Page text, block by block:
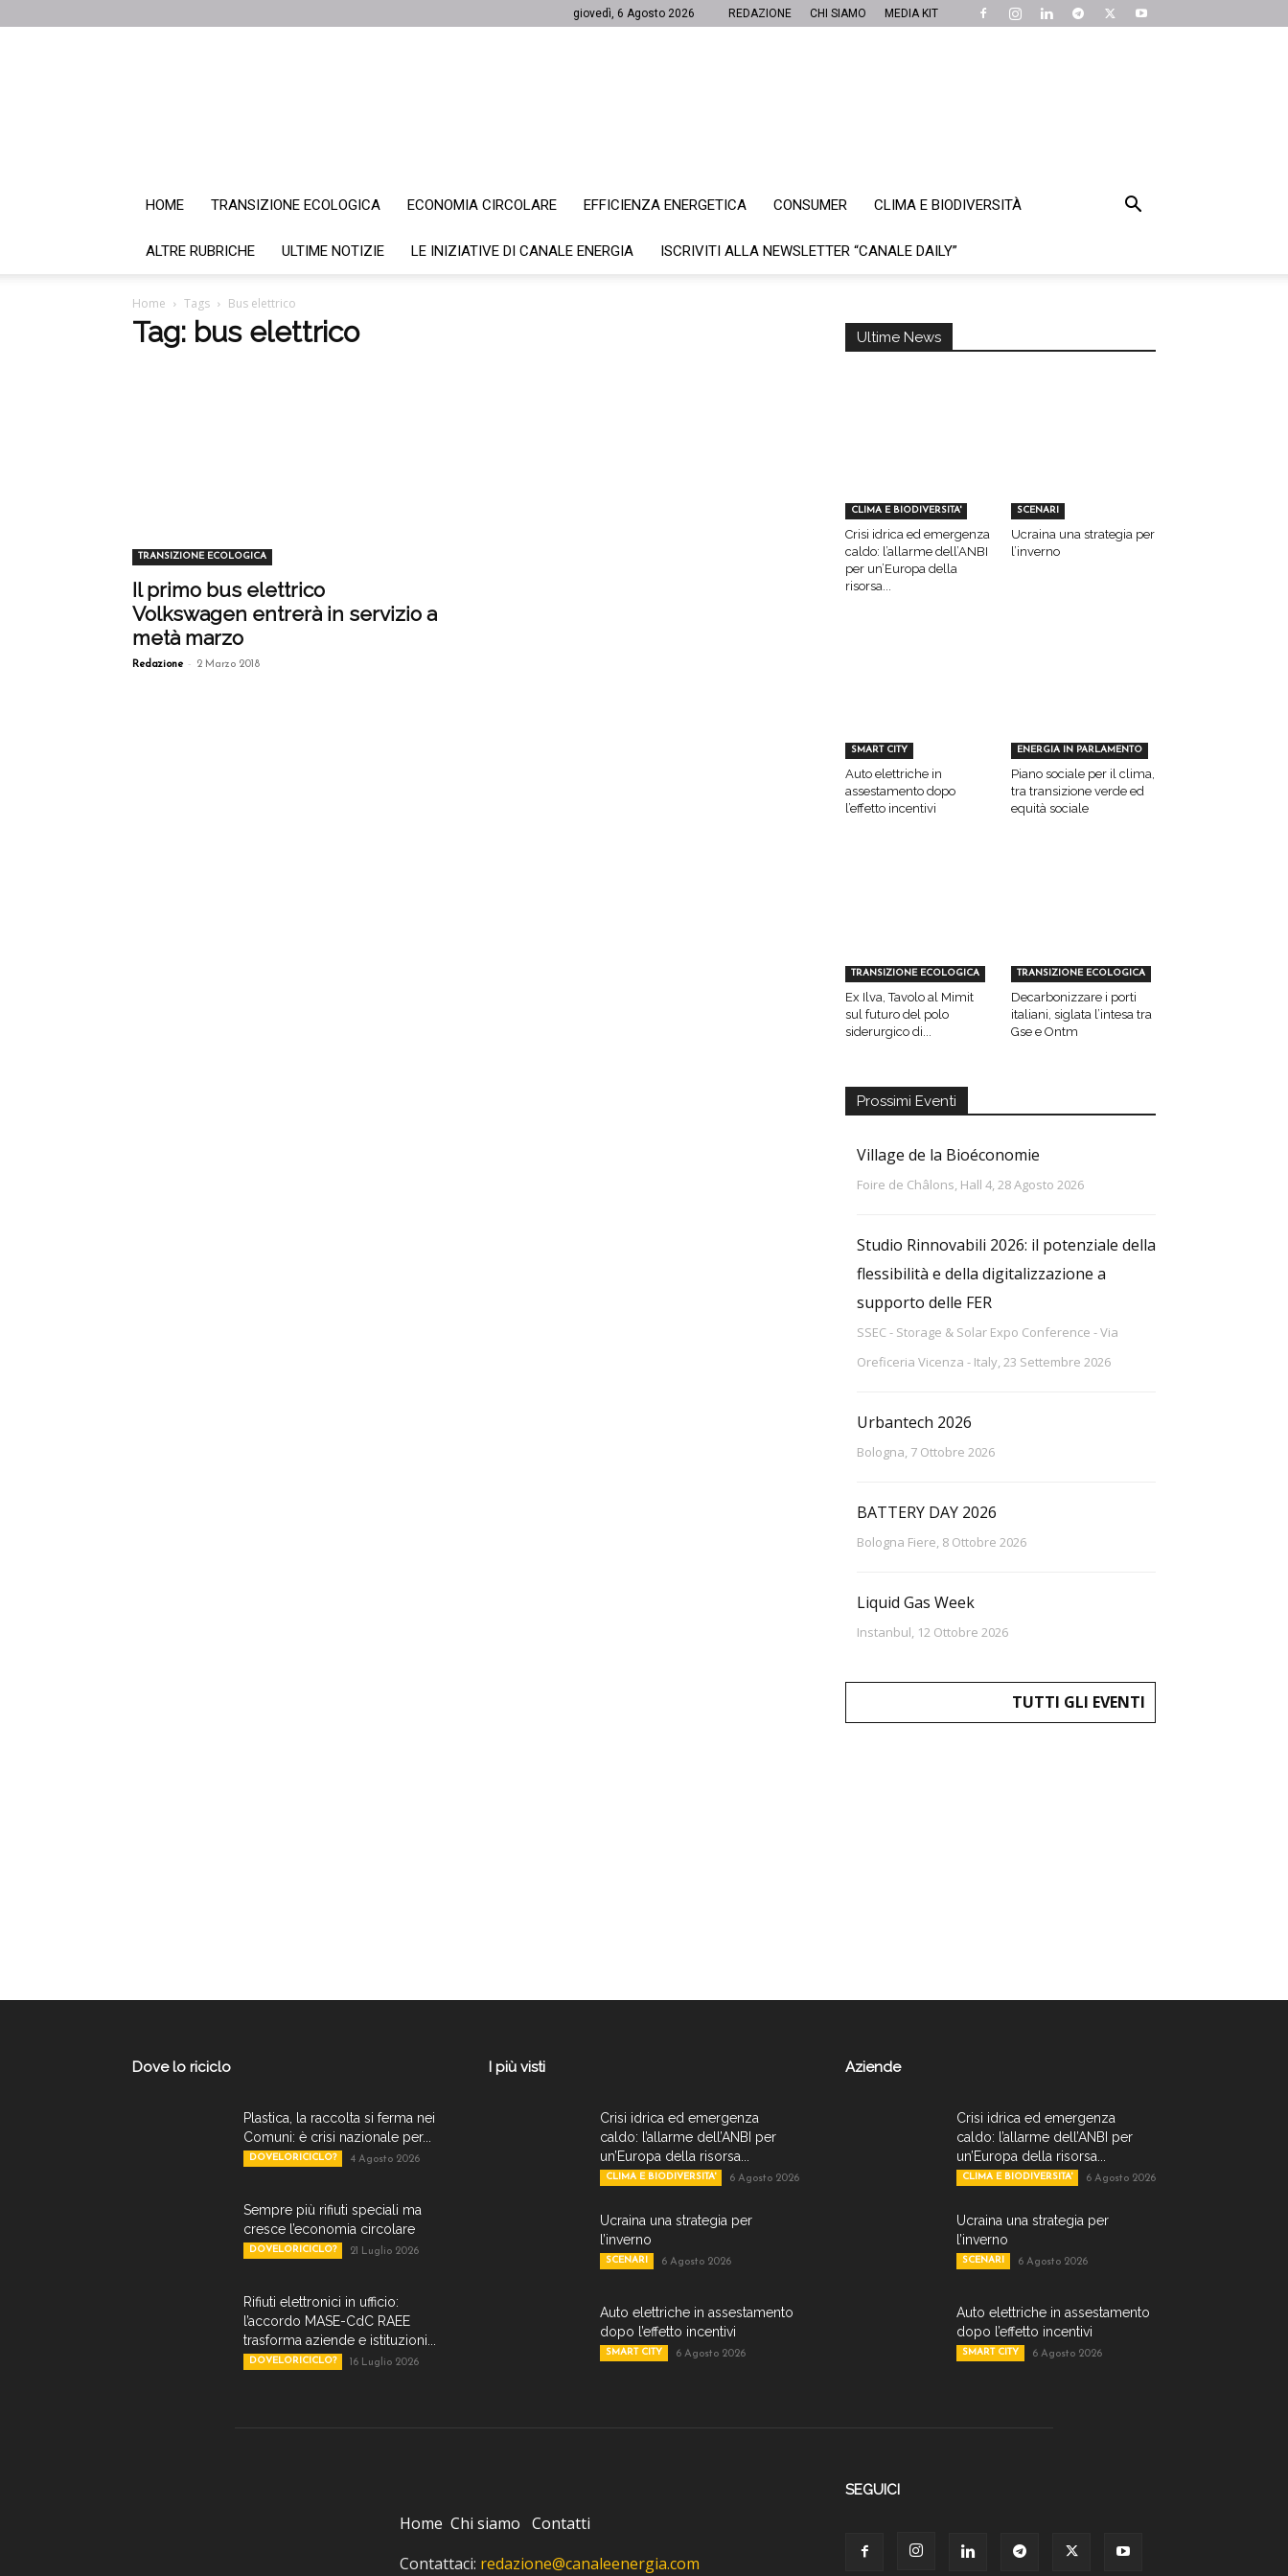
giovedì, 6 Agosto 2026 REDAZIONE CHI SIAMO MEDIA KIT
HOME TRANSIZIONE ECOLOGICA ECONOMIA CIRCOLARE EFFICIENZA ENERGETICA CONSUMER CLIMA E BIODIVERSITÀ
ALTRE RUBRICHE ULTIME NOTIZIE LE INIZIATIVE DI CANALE ENERGIA ISCRIVITI ALLA NEWSLETTER “CANALE DAILY”
Home Tags Bus elettrico
Tag: bus elettrico
TRANSIZIONE ECOLOGICA
Il primo bus elettrico
Volkswagen entrerà in servizio a
metà marzo
Redazione - 2 Marzo 2018
Ultime News
CLIMA E BIODIVERSITA'
Crisi idrica ed emergenza
caldo: l’allarme dell’ANBI
per un’Europa della
risorsa...
SCENARI
Ucraina una strategia per
l’inverno
SMART CITY
Auto elettriche in
assestamento dopo
l’effetto incentivi
ENERGIA IN PARLAMENTO
Piano sociale per il clima,
tra transizione verde ed
equità sociale
TRANSIZIONE ECOLOGICA
Ex Ilva, Tavolo al Mimit
sul futuro del polo
siderurgico di...
TRANSIZIONE ECOLOGICA
Decarbonizzare i porti
italiani, siglata l’intesa tra
Gse e Ontm
Prossimi Eventi
Village de la Bioéconomie
Foire de Châlons, Hall 4, 28 Agosto 2026
Studio Rinnovabili 2026: il potenziale della
flessibilità e della digitalizzazione a
supporto delle FER
SSEC - Storage & Solar Expo Conference - Via
Oreficeria Vicenza - Italy, 23 Settembre 2026
Urbantech 2026
Bologna, 7 Ottobre 2026
BATTERY DAY 2026
Bologna Fiere, 8 Ottobre 2026
Liquid Gas Week
Instanbul, 12 Ottobre 2026
TUTTI GLI EVENTI
Dove lo riciclo
Plastica, la raccolta si ferma nei
Comuni: è crisi nazionale per...
DOVELORICICLO? 4 Agosto 2026
Sempre più rifiuti speciali ma
cresce l’economia circolare
DOVELORICICLO? 21 Luglio 2026
Rifiuti elettronici in ufficio:
l’accordo MASE-CdC RAEE
trasforma aziende e istituzioni...
DOVELORICICLO? 16 Luglio 2026
I più visti
Crisi idrica ed emergenza
caldo: l’allarme dell’ANBI per
un’Europa della risorsa...
CLIMA E BIODIVERSITA' 6 Agosto 2026
Ucraina una strategia per
l’inverno
SCENARI 6 Agosto 2026
Auto elettriche in assestamento
dopo l’effetto incentivi
SMART CITY 6 Agosto 2026
Aziende
Crisi idrica ed emergenza
caldo: l’allarme dell’ANBI per
un’Europa della risorsa...
CLIMA E BIODIVERSITA' 6 Agosto 2026
Ucraina una strategia per
l’inverno
SCENARI 6 Agosto 2026
Auto elettriche in assestamento
dopo l’effetto incentivi
SMART CITY 6 Agosto 2026
Home Chi siamo Contatti
Contattaci: redazione@canaleenergia.com
SEGUICI